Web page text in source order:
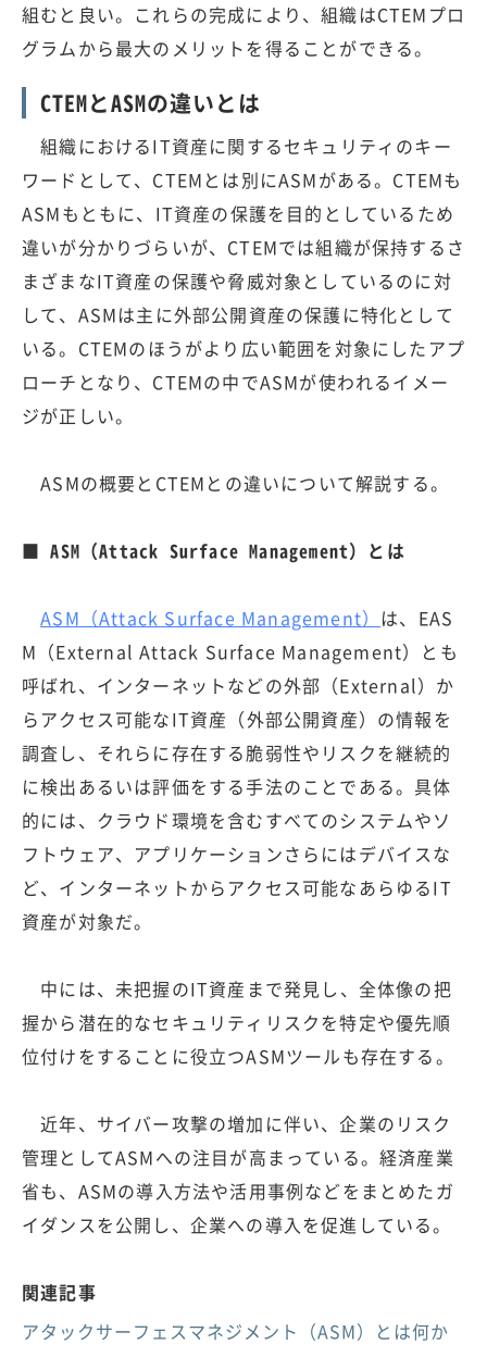
組むと良い。これらの完成により、組織はCTEMプロ
グラムから最大のメリットを得ることができる。
CTEMとASMの違いとは
組織におけるIT資産に関するセキュリティのキー
ワードとして、CTEMとは別にASMがある。CTEMも
ASMもともに、IT資産の保護を目的としているため
違いが分かりづらいが、CTEMでは組織が保持するさ
まざまなIT資産の保護や脅威対象としているのに対
して、ASMは主に外部公開資産の保護に特化として
いる。CTEMのほうがより広い範囲を対象にしたアプ
ローチとなり、CTEMの中でASMが使われるイメー
ジが正しい。
ASMの概要とCTEMとの違いについて解説する。
■ ASM（Attack Surface Management）とは
ASM（Attack Surface Management） は、EAS
M（External Attack Surface Management）とも
呼ばれ、インターネットなどの外部（External）か
らアクセス可能なIT資産（外部公開資産）の情報を
調査し、それらに存在する脆弱性やリスクを継続的
に検出あるいは評価をする手法のことである。具体
的には、クラウド環境を含むすべてのシステムやソ
フトウェア、アプリケーションさらにはデバイスな
ど、インターネットからアクセス可能なあらゆるIT
資産が対象だ。
中には、未把握のIT資産まで発見し、全体像の把
握から潜在的なセキュリティリスクを特定や優先順
位付けをすることに役立つASMツールも存在する。
近年、サイバー攻撃の増加に伴い、企業のリスク
管理としてASMへの注目が高まっている。経済産業
省も、ASMの導入方法や活用事例などをまとめたガ
イダンスを公開し、企業への導入を促進している。
関連記事
アタックサーフェスマネジメント（ASM）とは何か